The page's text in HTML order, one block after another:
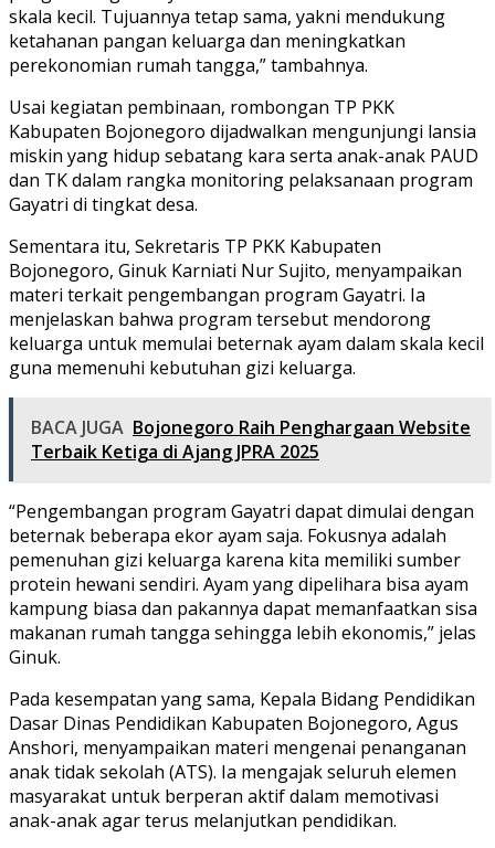
skala kecil. Tujuannya tetap sama, yakni mendukung
ketahanan pangan keluarga dan meningkatkan
perekonomian rumah tangga,” tambahnya.
Usai kegiatan pembinaan, rombongan TP PKK
Kabupaten Bojonegoro dijadwalkan mengunjungi lansia
miskin yang hidup sebatang kara serta anak-anak PAUD
dan TK dalam rangka monitoring pelaksanaan program
Gayatri di tingkat desa.
Sementara itu, Sekretaris TP PKK Kabupaten
Bojonegoro, Ginuk Karniati Nur Sujito, menyampaikan
materi terkait pengembangan program Gayatri. Ia
menjelaskan bahwa program tersebut mendorong
keluarga untuk memulai beternak ayam dalam skala kecil
guna memenuhi kebutuhan gizi keluarga.
BACA JUGA Bojonegoro Raih Penghargaan Website
Terbaik Ketiga di Ajang JPRA 2025
“Pengembangan program Gayatri dapat dimulai dengan
beternak beberapa ekor ayam saja. Fokusnya adalah
pemenuhan gizi keluarga karena kita memiliki sumber
protein hewani sendiri. Ayam yang dipelihara bisa ayam
kampung biasa dan pakannya dapat memanfaatkan sisa
makanan rumah tangga sehingga lebih ekonomis,” jelas
Ginuk.
Pada kesempatan yang sama, Kepala Bidang Pendidikan
Dasar Dinas Pendidikan Kabupaten Bojonegoro, Agus
Anshori, menyampaikan materi mengenai penanganan
anak tidak sekolah (ATS). Ia mengajak seluruh elemen
masyarakat untuk berperan aktif dalam memotivasi
anak-anak agar terus melanjutkan pendidikan.